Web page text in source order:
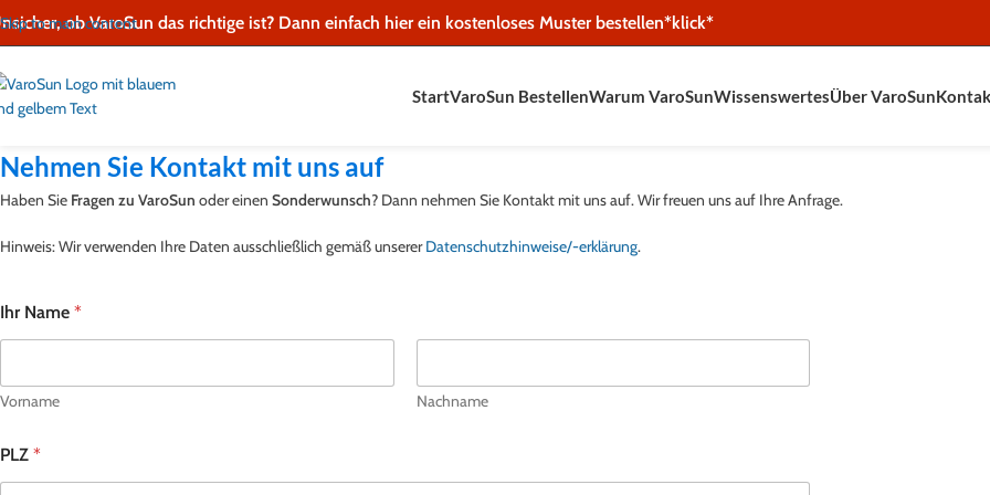
springen
Skip to main content
ob VaroSun das richtige ist? Dann einfach hier ein kostenloses Muster bestellen*klick*
StartVaroSun BestellenWarum VaroSunWissenswertesÜber VaroSun
Nehmen Sie Kontakt mit uns auf
Haben Sie Fragen zu VaroSun oder einen Sonderwunsch? Dann nehmen Sie Kontakt mit uns auf. Wir freuen uns auf Ihre Anfrage.
Hinweis: Wir verwenden Ihre Daten ausschließlich gemäß unsererDatenschutzhinweise/-erklärung.
Ihr Name *
Vorname Nachname
PLZ *